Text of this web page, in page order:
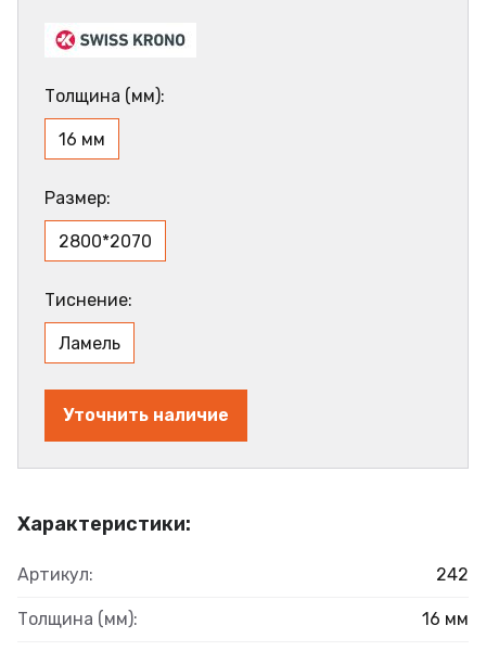
Характеристики:
Артикул: 242
Толщина (мм): 16 мм
Толщина (мм):
16 мм
Размер:
2800*2070
Тиснение:
Ламель
Уточнить наличие